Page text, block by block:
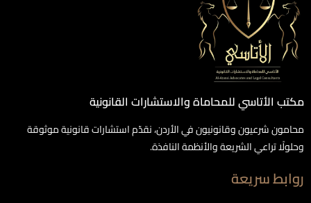
مكتب الأتاسي للمحاماة والاستشارات القانونية
محامون شرعيون وقانونيون في الأردن، نقدّم استشارات قانونية موثوقة
وحلولًا تراعي الشريعة والأنظمة النافذة.
روابط سريعة